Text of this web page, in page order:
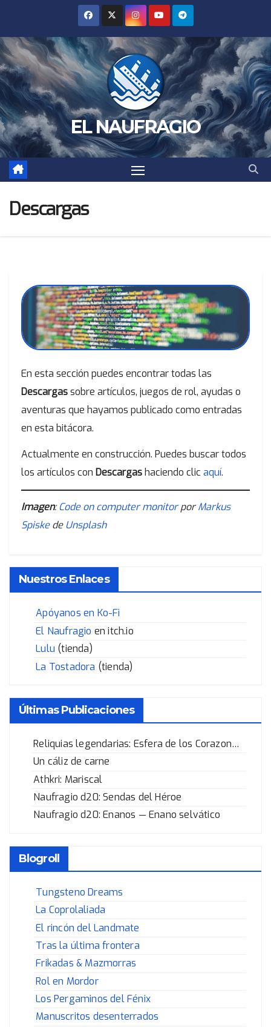
contenido
EL NAUFRAGIO
Descargas
En esta sección puedes encontrar todas las
Descargassobre artículos, juegos de rol, ayudas o
aventuras que hayamos publicado como entradas
en esta bitácora.
Actualmente en construcción. Puedes buscar todos
los artículos con Descargas haciendo clicaquí.
Imagen:Code on computer monitorporMarkus
SpiskedeUnsplash
Nuestros Enlaces
Apóyanos en Ko-Fi
El Naufragio en itch.io
Lulu (tienda)
La Tostadora (tienda)
Últimas Publicaciones
Reliquias legendarias: Esfera de los Corazones Rotos
Un cáliz de carne
Athkri: Mariscal
Naufragio d20: Sendas del Héroe
Naufragio d20: Enanos — Enano selvático
Blogroll
Tungsteno Dreams
La Coprolaliada
El rincón del Landmate
Tras la última frontera
Frikadas & Mazmorras
Rol en Mordor
Los Pergaminos del Fénix
Manuscritos desenterrados